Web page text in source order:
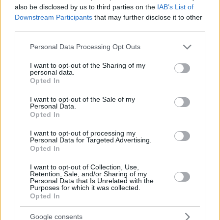
also be disclosed by us to third parties on the IAB’s List of
Downstream Participants that may further disclose it to other
Please note that this website/app uses one or more Google
not limited to your visit or usage behaviour. You may click to
grant or deny consent to Google and its third-party tags to
use your data for below specified purposes in below Google
consent section.
Personal Data Processing Opt Outs
I want to opt-out of the Sharing of my
personal data.
Opted In
I want to opt-out of the Sale of my
Personal Data.
Opted In
I want to opt-out of processing my
Personal Data for Targeted Advertising.
Opted In
I want to opt-out of Collection, Use,
Retention, Sale, and/or Sharing of my
Personal Data that Is Unrelated with the
Purposes for which it was collected.
Opted In
Google consents
Βίκυ Παπαδοπούλου: «Στα δύσκολα γίνομαι η χαρά της
ζωής»
01.04.2023, 20:25 1